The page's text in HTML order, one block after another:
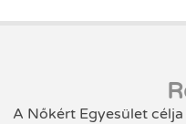
A Nőkért Egyesület